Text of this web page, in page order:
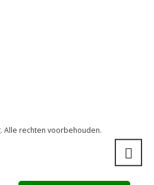
. Alle rechten voorbehouden.